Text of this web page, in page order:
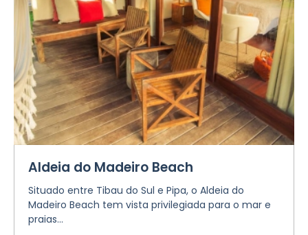
Aldeia do Madeiro Beach
Situado entre Tibau do Sul e Pipa, o Aldeia do
Madeiro Beach tem vista privilegiada para o mar e
praias...